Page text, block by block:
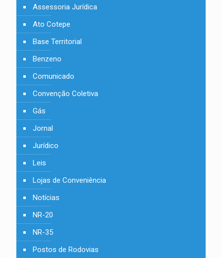
Assessoria Jurídica
Ato Cotepe
Base Territorial
Benzeno
Comunicado
Convenção Coletiva
Gás
Jornal
Jurídico
Leis
Lojas de Conveniência
Notícias
NR-20
NR-35
Postos de Rodovias